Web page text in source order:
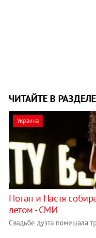
ЧИТАЙТЕ В РАЗДЕЛЕ
Украина
Потап и Настя
летом - СМИ
Свадьбе дуэта помешала